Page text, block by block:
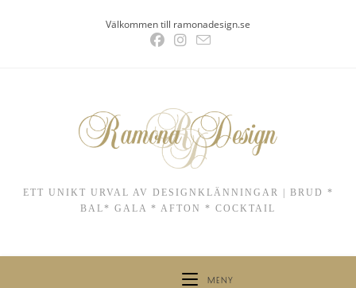
Välkommen till ramonadesign.se
ETT UNIKT URVAL AV DESIGNKLÄNNINGAR | BRUD *
BAL* GALA * AFTON * COCKTAIL
MENY